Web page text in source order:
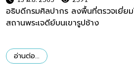
อธิบดีกรมศิลปากร ลงพื้นที่ตรวจเยี่ย
สถานพระเจดีย์บนเขารูปช้าง
อ่านต่อ...